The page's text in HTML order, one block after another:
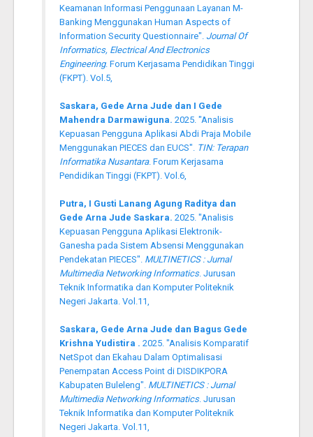
Keamanan Informasi Penggunaan Layanan M-
Banking Menggunakan Human Aspects of
Information Security Questionnaire". Journal Of
Informatics, Electrical And Electronics
Engineering. Forum Kerjasama Pendidikan Tinggi
(FKPT). Vol.5,
Saskara, Gede Arna Jude dan I Gede
Mahendra Darmawiguna. 2025. "Analisis
Kepuasan Pengguna Aplikasi Abdi Praja Mobile
Menggunakan PIECES dan EUCS". TIN: Terapan
Informatika Nusantara. Forum Kerjasama
Pendidikan Tinggi (FKPT). Vol.6,
Putra, I Gusti Lanang Agung Raditya dan
Gede Arna Jude Saskara. 2025. "Analisis
Kepuasan Pengguna Aplikasi Elektronik-
Ganesha pada Sistem Absensi Menggunakan
Pendekatan PIECES". MULTINETICS : Jurnal
Multimedia Networking Informatics. Jurusan
Teknik Informatika dan Komputer Politeknik
Negeri Jakarta. Vol.11,
Saskara, Gede Arna Jude dan Bagus Gede
Krishna Yudistira . 2025. "Analisis Komparatif
NetSpot dan Ekahau Dalam Optimalisasi
Penempatan Access Point di DISDIKPORA
Kabupaten Buleleng". MULTINETICS : Jurnal
Multimedia Networking Informatics. Jurusan
Teknik Informatika dan Komputer Politeknik
Negeri Jakarta. Vol.11,